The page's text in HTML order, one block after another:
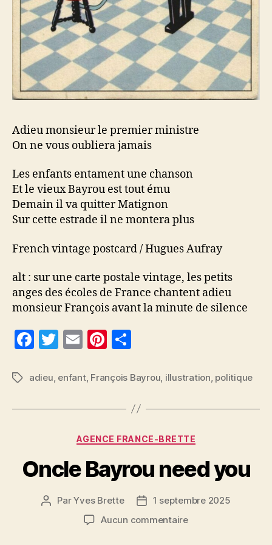
Adieu monsieur le premier ministre
On ne vous oubliera jamais
Les enfants entament une chanson
Et le vieux Bayrou est tout ému
Demain il va quitter Matignon
Sur cette estrade il ne montera plus
French vintage postcard / Hugues Aufray
alt : sur une carte postale vintage, les petits
anges des écoles de France chantent adieu
monsieur François avant la minute de silence
F
c
b
o
k
T
itt
E
ai
Pi
er
t
rt
a
g
er
Étiquettes
adieu, enfant, François Bayrou, illustration, politique
Catégories
AGENCE FRANCE-BRETTE
Oncle Bayrou need you
Auteur
ParYves Brette
Date1 septembre 2025
Aucun commentairesur